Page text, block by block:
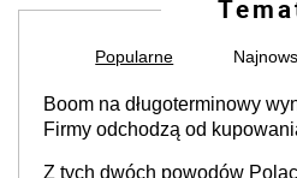
Popularne
Boom na długoterminowy
Firmy odchodzą od
Z tych dwóch powodów